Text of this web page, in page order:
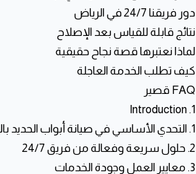
دور فريقنا 24/7 في الرياض
نتائج قابلة للقياس بعد الإصلاح
لماذا نعتبرها قصة نجاح حقيقية
كيف تطلب الخدمة العاجلة
FAQ قصير
1. Introduction
1. التحدي الأساسي في صيانة أبواب الحديد بالرياض
2. حلول سريعة وفعالة من فريق 24/7
3. معايير العمل وجودة الخدمات